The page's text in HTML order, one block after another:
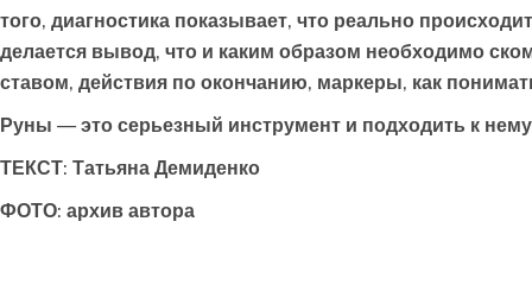
того, диагностика показывает, что реально
делается вывод, что и каким образом необходимо
ставом, действия по окончанию, маркеры, как
Руны — это серьезный инструмент и подходить к
ТЕКСТ: Татьяна Демиденко
ФОТО: архив автора